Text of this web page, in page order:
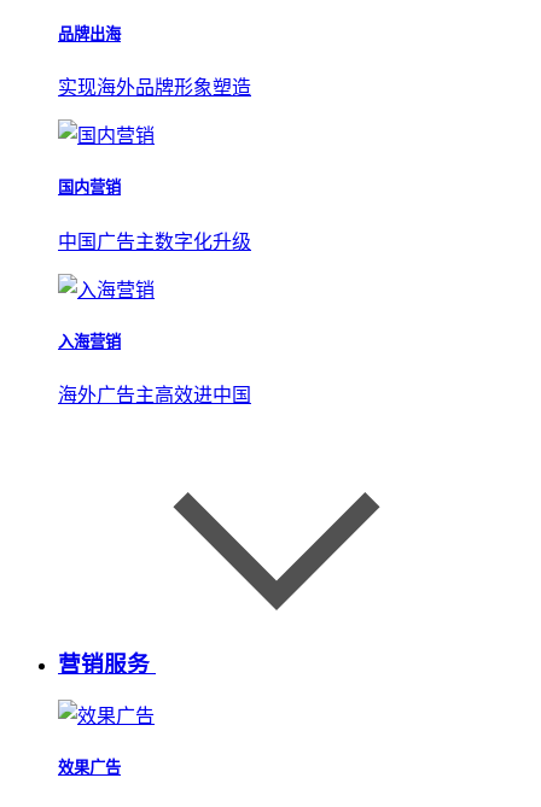
品牌出海
实现海外品牌形象塑造
国内营销
中国广告主数字化升级
入海营销
海外广告主高效进中国
营销服务
效果广告